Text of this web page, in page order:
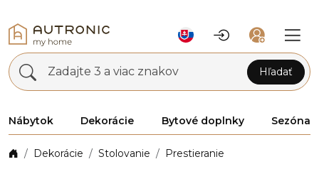
Zadajte 3 a viac znakov Hľadať
Nábytok Dekorácie Bytové doplnky Sezóna
Dekorácie Stolovanie Prestieranie